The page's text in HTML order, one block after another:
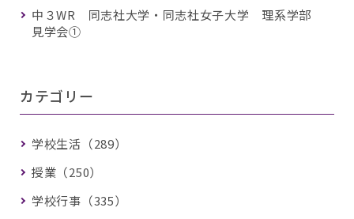
中３WR 同志社大学・同志社女子大学 理系学部
見学会①
カテゴリー
学校生活（289）
授業（250）
学校行事（335）